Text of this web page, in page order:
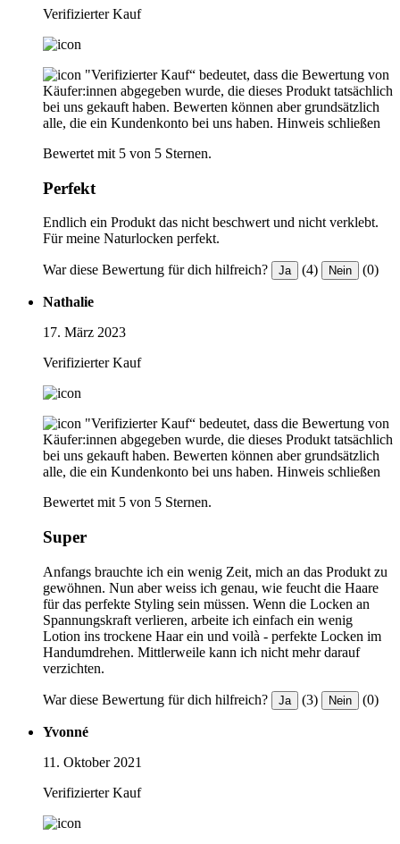
Verifizierter Kauf
"Verifizierter Kauf“ bedeutet, dass die Bewertung von
Käufer:innen abgegeben wurde, die dieses Produkt tatsächlich
bei uns gekauft haben. Bewerten können aber grundsätzlich
alle, die ein Kundenkonto bei uns haben. Hinweis schließen
Bewertet mit 5 von 5 Sternen.
Perfekt
Endlich ein Produkt das nicht beschwert und nicht verklebt.
Für meine Naturlocken perfekt.
War diese Bewertung für dich hilfreich? Ja (4) Nein (0)
Nathalie
17. März 2023
Verifizierter Kauf
"Verifizierter Kauf“ bedeutet, dass die Bewertung von
Käufer:innen abgegeben wurde, die dieses Produkt tatsächlich
bei uns gekauft haben. Bewerten können aber grundsätzlich
alle, die ein Kundenkonto bei uns haben. Hinweis schließen
Bewertet mit 5 von 5 Sternen.
Super
Anfangs brauchte ich ein wenig Zeit, mich an das Produkt zu
gewöhnen. Nun aber weiss ich genau, wie feucht die Haare
für das perfekte Styling sein müssen. Wenn die Locken an
Spannungskraft verlieren, arbeite ich einfach ein wenig
Lotion ins trockene Haar ein und voilà - perfekte Locken im
Handumdrehen. Mittlerweile kann ich nicht mehr darauf
verzichten.
War diese Bewertung für dich hilfreich? Ja (3) Nein (0)
Yvonné
11. Oktober 2021
Verifizierter Kauf